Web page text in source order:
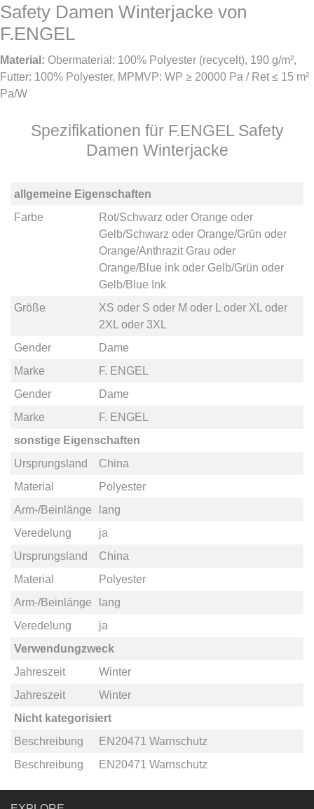
Safety Damen Winterjacke von
F.ENGEL
Material: Obermaterial: 100% Polyester (recycelt), 190 g/m²,
Futter: 100% Polyester, MPMVP: WP ≥ 20000 Pa / Ret ≤ 15 m²
Pa/W
Spezifikationen für F.ENGEL Safety
Damen Winterjacke
allgemeine Eigenschaften
Farbe
Rot/Schwarz oder Orange oder
Gelb/Schwarz oder Orange/Grün oder
Orange/Anthrazit Grau oder
Orange/Blue inkoder Gelb/Grün oder
Gelb/Blue Ink
Größe
XS oder S oder M oder oder XL
oder
2XL
oder 3XL
Gender
Dame
Marke
F. ENGEL
Gender
Dame
Marke
F. ENGEL
sonstige Eigenschaften
Ursprungsland
China
Material
Polyester
Arm-/Beinlänge
lang
Veredelung
ja
Ursprungsland
China
Material
Polyester
Arm-/Beinlänge
lang
Veredelung
ja
Verwendungzweck
Jahreszeit
Winter
Jahreszeit
Winter
Nicht kategorisiert
Beschreibung
EN20471 Warnschutz
Beschreibung
EN20471 Warnschutz